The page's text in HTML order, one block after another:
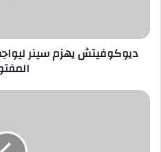
المفتوحة
ديوكوفيتش يهزم سينر
مدرب